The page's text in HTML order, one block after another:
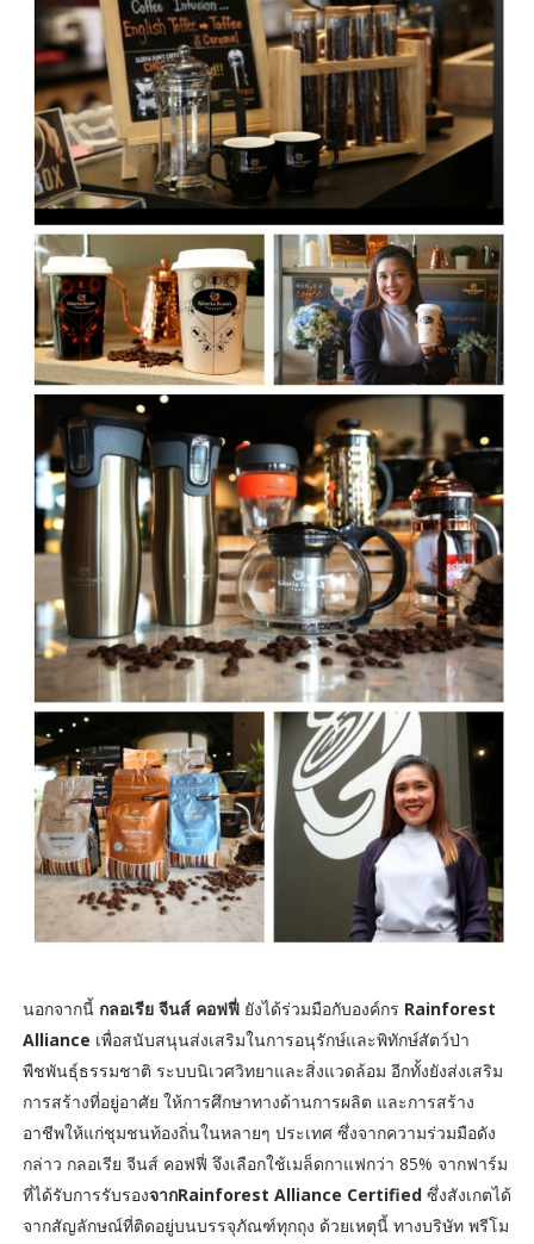
นอกจากนี้ กลอเรีย จีนส์ คอฟฟี่ ยังได้ร่วมมือกับองค์กร Rainforest
Alliance เพื่อสนับสนุนส่งเสริมในการอนุรักษ์และพิทักษ์สัตว์ป่า
พืชพันธุ์ธรรมชาติ ระบบนิเวศวิทยาและสิ่งแวดล้อม อีกทั้งยังส่งเสริม
การสร้างที่อยู่อาศัย ให้การศึกษาทางด้านการผลิต และการสร้าง
อาชีพให้แก่ชุมชนท้องถิ่นในหลายๆ ประเทศ ซึ่งจากความร่วมมือดัง
กล่าว กลอเรีย จีนส์ คอฟฟี่ จึงเลือกใช้เมล็ดกาแฟกว่า 85% จากฟาร์ม
ที่ได้รับการรับรองจากRainforest Alliance Certified ซึ่งสังเกตได้
จากสัญลักษณ์ที่ติดอยู่บนบรรจุภัณฑ์ทุกถุง ด้วยเหตุนี้ ทางบริษัท พรีโม